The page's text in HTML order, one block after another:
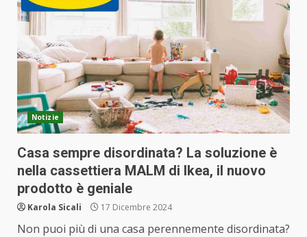
Notizie
Casa sempre disordinata? La soluzione è
nella cassettiera MALM di Ikea, il nuovo
prodotto è geniale
Karola Sicali 17 Dicembre 2024
Non puoi più di una casa perennemente disordinata?